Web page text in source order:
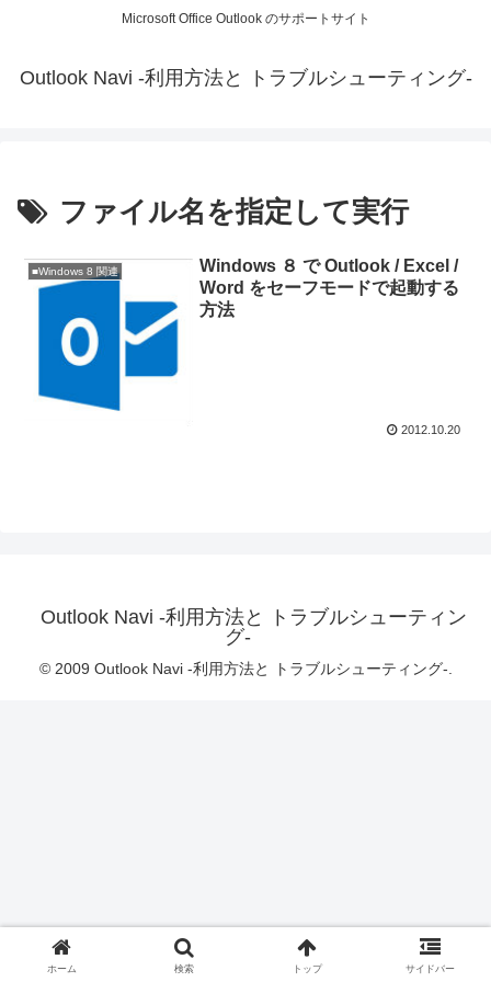
Microsoft Office Outlook のサポートサイト
Outlook Navi -利用方法と トラブルシューティング-
ファイル名を指定して実行
■Windows 8 関連
Windows ８ で Outlook / Excel /
Word をセーフモードで起動する
方法
2012.10.20
Outlook Navi -利用方法と トラブルシューティン
グ-
© 2009 Outlook Navi -利用方法と トラブルシューティング-.
ホーム 検索 トップ サイドバー